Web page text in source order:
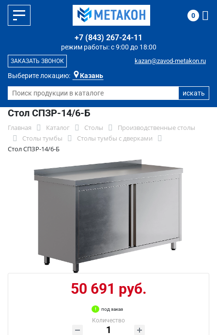
Выберите локацию: Казань
режим работы: с 9:00 до 18:00
+7 (843) 267-24-11
kazan@zavod-metakon.ru
ЗАКАЗАТЬ ЗВОНОК
0
Стол СПЗР-14/6-Б
Главная Каталог Столы
Производственные столы
Столы тумбы
Столы тумбы с дверками
Стол СПЗР-14/6-Б
50 691 руб.
под заказ
Количество